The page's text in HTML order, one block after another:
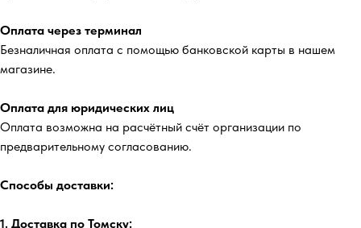
Оплата через терминал
Безналичная оплата с помощью банковской карты в нашем
магазине.
Оплата для юридических лиц
Оплата возможна на расчётный счёт организации по
предварительному согласованию.
Способы доставки:
1. Доставка по Томску: